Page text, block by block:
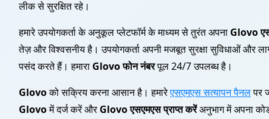
लीक से सुरक्षित रहे।
हमारे उपयोगकर्ता के अनुकूल प्लेटफॉर्म के माध्यम से तुरंत अपना Glovo
तेज़ और विश्वसनीय है। उपयोगकर्ता अपनी मजबूत सुरक्षा सुविधाओं और
पसंद करते हैं। हमारा Glovo फोन नंबरपूल 24/7 उपलब्ध है।
Glovoको सक्रिय करना आसान है। हमारेएसएमएस सत्यापन पैनलपर
Glovoमें दर्ज करें औरGlovo एसएमएस प्राप्त करेंअनुभाग में अपना